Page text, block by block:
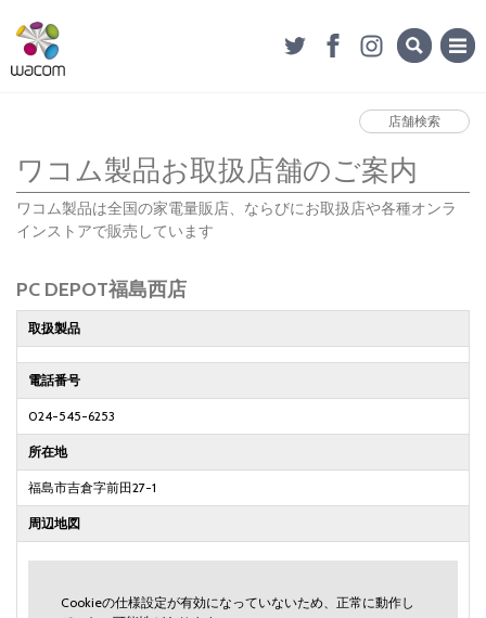
店舗検索
ワコム製品お取扱店舗のご案内
ワコム製品は全国の家電量販店、ならびにお取扱店や各種オンラ
インストアで販売しています
PC DEPOT福島西店
取扱製品
電話番号
024-545-6253
所在地
福島市吉倉字前田27-1
周辺地図
Cookieの仕様設定が有効になっていないため、正常に動作し